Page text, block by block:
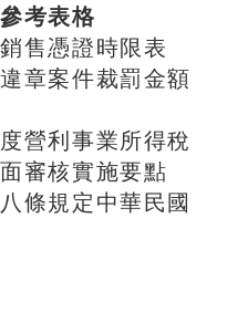
考表格
售憑證時限表
章案件裁罰金額
營利事業所得稅
審核實施要點
條規定中華民國